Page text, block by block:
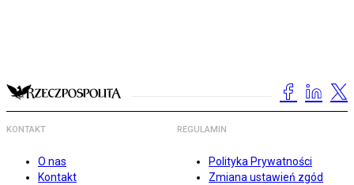
KONTAKT
O nas
Kontakt
REGULAMIN
Polityka Prywatności
Zmiana ustawień zgód